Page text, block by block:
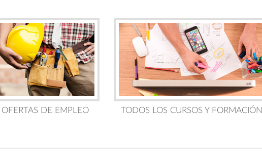
DE EMPLEO TODOS LOS CURSOS Y FORMACIÓN